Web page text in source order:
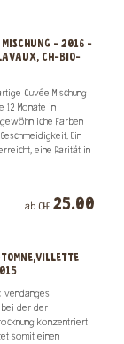
MISCHUNG - 2016 -
CH-BIO-
Cuvée Mischung
12 Monate in
Farben
Ein
eine Rarität in
ab CHF 25.00
vendanges
bei der der
konzentriert
somit einen